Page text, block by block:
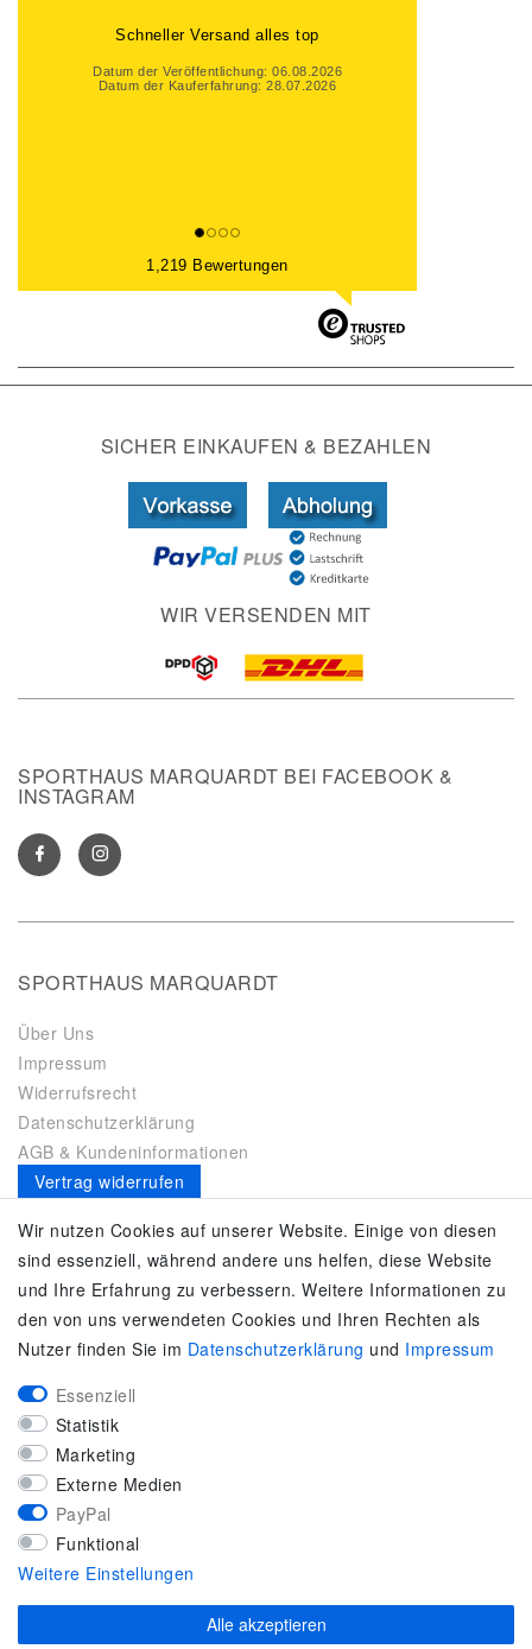
Schneller Versand alles top
Datum der Veröffentlichung: 06.08.2026
Datum der Kauferfahrung: 28.07.2026
1,219 Bewertungen
SICHER EINKAUFEN & BEZAHLEN
WIR VERSENDEN MIT
SPORTHAUS MARQUARDT BEI FACEBOOK &
INSTAGRAM
SPORTHAUS MARQUARDT
Über Uns
Impressum
Widerrufsrecht
Datenschutzerklärung
AGB & Kundeninformationen
Vertrag widerrufen
Es gilt unsereDatenschutzerklärung
SERVICE
Kontakt
Zahlung & Versand
Umtausch / Rückgabe
Größenberater
adidas F50
KUNDENSERVICE
Marken-Sportbekleidung & Sportartikel Fachhandel
Top-Modelle ausgewählter Marken
Kostenloser Versand ab 40 € deutschlandweit
Kostenloser Rückversand deutschlandweit
Wir nutzen Cookies auf unserer Website. Einige von diesen
sind essenziell, während andere uns helfen, diese Website
und Ihre Erfahrung zu verbessern. Weitere Informationen zu
den von uns verwendeten Cookies und Ihren Rechten als
Nutzer finden Sie im Daten­schutz­erklärung und Impressum
Essenziell
Statistik
Marketing
Externe Medien
PayPal
Funktional
Weitere Einstellungen
Alle akzeptieren